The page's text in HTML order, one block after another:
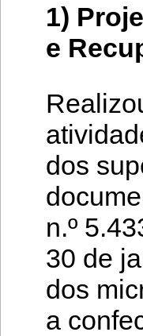
1)
e
dos
n.º
30 de
dos
a